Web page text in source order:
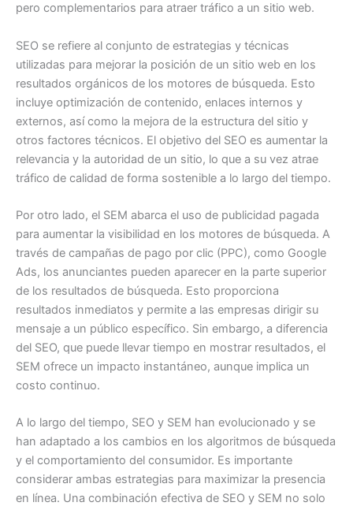
pero complementarios para atraer tráfico a un sitio web.
SEO se refiere al conjunto de estrategias y técnicas
utilizadas para mejorar la posición de un sitio web en los
resultados orgánicos de los motores de búsqueda. Esto
incluye optimización de contenido, enlaces internos y
externos, así como la mejora de la estructura del sitio y
otros factores técnicos. El objetivo del SEO es aumentar la
relevancia y la autoridad de un sitio, lo que a su vez atrae
tráfico de calidad de forma sostenible a lo largo del tiempo.
Por otro lado, el SEM abarca el uso de publicidad pagada
para aumentar la visibilidad en los motores de búsqueda. A
través de campañas de pago por clic (PPC), como Google
Ads, los anunciantes pueden aparecer en la parte superior
de los resultados de búsqueda. Esto proporciona
resultados inmediatos y permite a las empresas dirigir su
mensaje a un público específico. Sin embargo, a diferencia
del SEO, que puede llevar tiempo en mostrar resultados, el
SEM ofrece un impacto instantáneo, aunque implica un
costo continuo.
A lo largo del tiempo, SEO y SEM han evolucionado y se
han adaptado a los cambios en los algoritmos de búsqueda
y el comportamiento del consumidor. Es importante
considerar ambas estrategias para maximizar la presencia
en línea. Una combinación efectiva de SEO y SEM no solo